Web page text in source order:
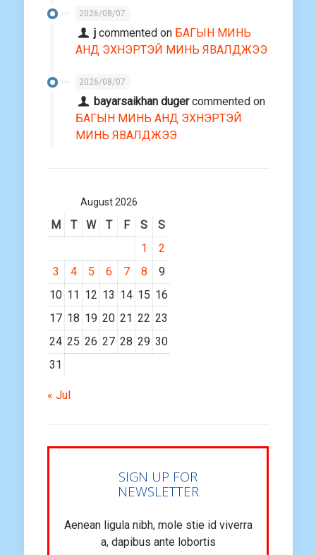
2026/08/07
j commented on БАГЫН МИНЬ
АНД ЭХНЭРТЭЙ МИНЬ ЯВАЛДЖЭЭ
2026/08/07
bayarsaikhan dugercommented on
БАГЫН МИНЬ АНД ЭХНЭРТЭЙ
МИНЬ ЯВАЛДЖЭЭ
August 2026
M T W T F S
S
1
2
3
4 5 6 7 8
9
10 11 12 13 14 15 16
17 18 19 20 21 22 23
24 25 26 27 28 29 30
31
« Jul
SIGN UP FOR
NEWSLETTER
Aenean ligula nibh, mole stie id viverra
a, dapibus ante lobortis